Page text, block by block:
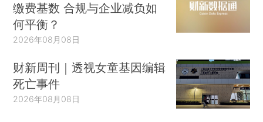
缴费基数 合规与企业减负如
何平衡？
2026年08月08日
财新周刊｜透视女童基因编辑
死亡事件
2026年08月08日